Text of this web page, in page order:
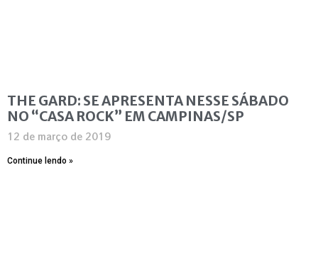
THE GARD: SE APRESENTA NESSE SÁBADO
NO “CASA ROCK” EM CAMPINAS/SP
12 de março de 2019
Continue lendo »